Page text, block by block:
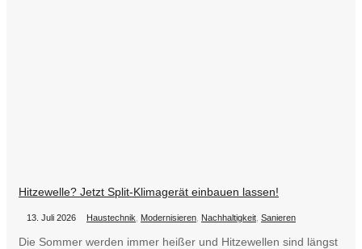
Hitzewelle? Jetzt Split-Klimagerät einbauen lassen!
13. Juli 2026 Haustechnik Modernisieren Nachhaltigkeit Sanieren
Die Sommer werden immer heißer und Hitzewellen sind längst